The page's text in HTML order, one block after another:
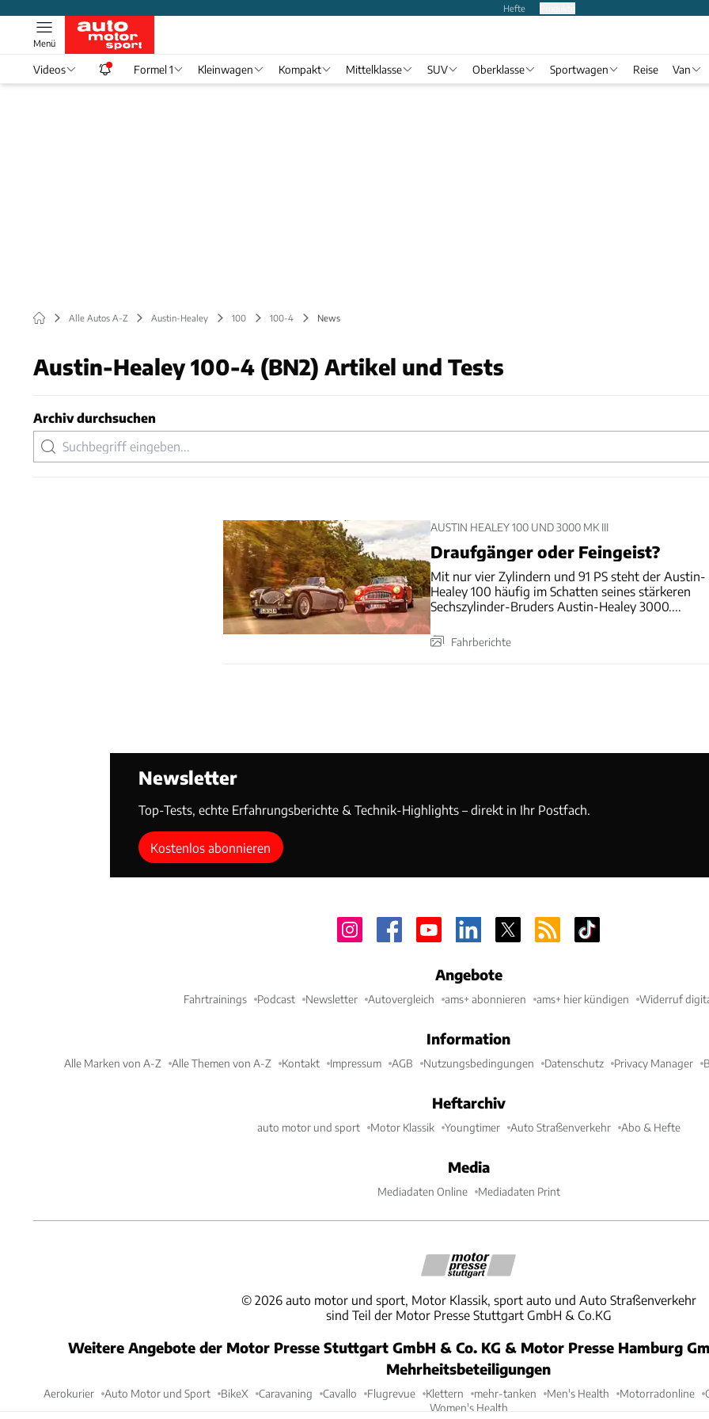
Hefte
Menü
Videos Formel 1 Kleinwagen Kompakt Mittelklasse SUV Oberklasse Sportwagen Reise Van
Alle Autos A-Z Austin-Healey 100 100-4 News
Austin-Healey 100-4 (BN2) Artikel und Tests
Archiv durchsuchen
AUSTIN HEALEY 100 UND 3000 MK III
Draufgänger oder Feingeist?
Mit nur vier Zylindern und 91 PS steht der Austin-
Healey 100 häufig im Schatten seines stärkeren
Sechszylinder-Bruders Austin-Healey 3000....
Fahrberichte
Newsletter
Top-Tests, echte Erfahrungsberichte & Technik-Highlights – direkt in Ihr Postfach.
Kostenlos abonnieren
Angebote
Fahrtrainings Podcast Newsletter Autovergleich ams+ abonnieren ams+ hier kündigen Widerruf
Information
Alle Marken von A-Z Alle Themen von A-Z Kontakt Impressum AGB Nutzungsbedingungen Datenschutz Privacy Manager
Heftarchiv
auto motor und sport Motor Klassik Youngtimer Auto Straßenverkehr Abo & Hefte
Media
Mediadaten Online Mediadaten Print
© 2026 auto motor und sport, Motor Klassik, sport auto und Auto Straßenverkehr
sind Teil der Motor Presse Stuttgart GmbH & Co.KG
Weitere Angebote der Motor Presse Stuttgart GmbH & Co. KG & Motor Presse Hamburg
Mehrheitsbeteiligungen
Aerokurier Auto Motor und Sport BikeX Caravaning Cavallo Flugrevue Klettern mehr-tanken Men's Health Motorradonline
Women's Health